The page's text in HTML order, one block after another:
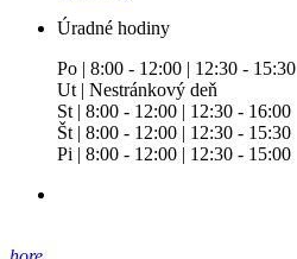
Úradné hodiny
Po | 8:00 - 12:00 | 12:30 - 15:30
Ut | Nestránkový deň
St | 8:00 - 12:00 | 12:30 - 16:00
Št | 8:00 - 12:00 | 12:30 - 15:30
Pi | 8:00 - 12:00 | 12:30 - 15:00